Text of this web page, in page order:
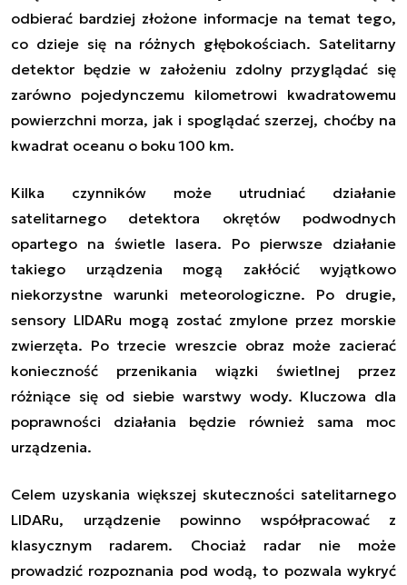
odbierać bardziej złożone informacje na temat tego,
co dzieje się na różnych głębokościach. Satelitarny
detektor będzie w założeniu zdolny przyglądać się
zarówno pojedynczemu kilometrowi kwadratowemu
powierzchni morza, jak i spoglądać szerzej, choćby na
kwadrat oceanu o boku 100 km.
Kilka czynników może utrudniać działanie
satelitarnego detektora okrętów podwodnych
opartego na świetle lasera. Po pierwsze działanie
takiego urządzenia mogą zakłócić wyjątkowo
niekorzystne warunki meteorologiczne. Po drugie,
sensory LIDARu mogą zostać zmylone przez morskie
zwierzęta. Po trzecie wreszcie obraz może zacierać
konieczność przenikania wiązki świetlnej przez
różniące się od siebie warstwy wody. Kluczowa dla
poprawności działania będzie również sama moc
urządzenia.
Celem uzyskania większej skuteczności satelitarnego
LIDARu, urządzenie powinno współpracować z
klasycznym radarem. Chociaż radar nie może
prowadzić rozpoznania pod wodą, to pozwala wykryć